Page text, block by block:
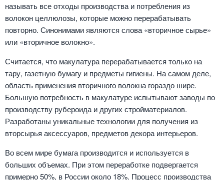
называть все отходы производства и потребления из
волокон целлюлозы, которые можно перерабатывать
повторно. Синонимами являются слова «вторичное сырье»
или «вторичное волокно».
Считается, что макулатура перерабатывается только на
тару, газетную бумагу и предметы гигиены. На самом деле,
область применения вторичного волокна гораздо шире.
Большую потребность в макулатуре испытывают заводы по
производству рубероида и других стройматериалов.
Разработаны уникальные технологии для получения из
вторсырья аксессуаров, предметов декора интерьеров.
Во всем мире бумага производится и используется в
больших объемах. При этом переработке подвергается
примерно 50%, в России около 18%. Процесс производства